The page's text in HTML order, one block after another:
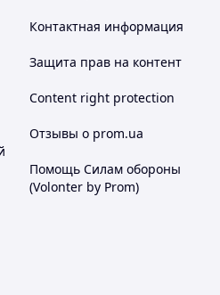
Вы
Вам
с
я
за
от
по
Контактная информация
Защита прав на контент
Content right protection
Отзывы о prom.ua
Помощь Силам обороны
(Volonter by Prom)